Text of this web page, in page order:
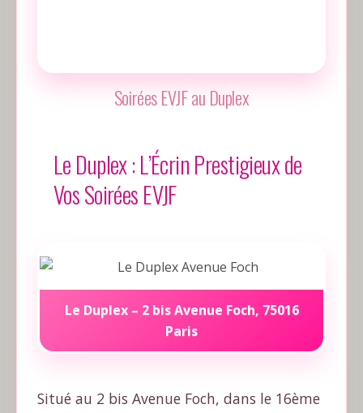
Soirées EVJF au Duplex
Le Duplex : L’Écrin Prestigieux de
Vos Soirées EVJF
Le Duplex – 2 bis Avenue Foch, 75016
Paris
Situé au 2 bis Avenue Foch, dans le 16ème